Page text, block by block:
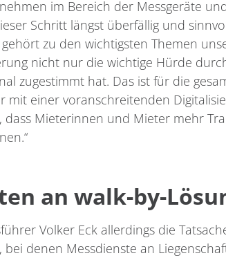
im Bereich der Messgeräte
Schritt längst überfällig und
gehört zu den wichtigsten Themen
nicht nur die wichtige Hürde
zugestimmt hat. Das ist für die
mit einer voranschreitenden
dass Mieterinnen und Mieter mehr
an walk-by-
Volker Eck allerdings die
denen Messdienste an